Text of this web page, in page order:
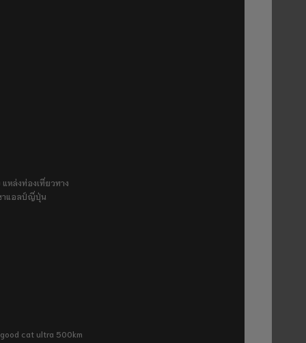
แหล่งท่องเที่ยวทาง
าแอลป์ญี่ปุ่น
cat ultra 500km